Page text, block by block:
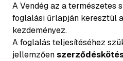
A Vendég az a természetes
foglalási űrlapján keresztül
kezdeményez.
A foglalás teljesítéséhez
jellemzően